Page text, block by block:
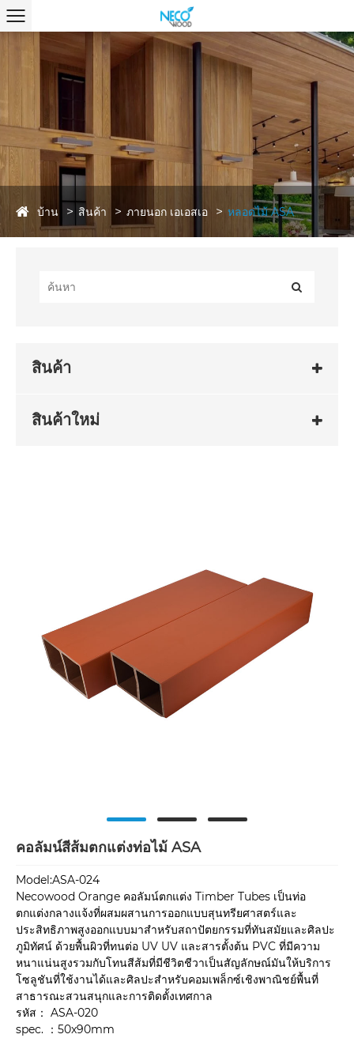
บ้าน สินค้า ภายนอก เอเอสเอ หลอดไม้ ASA
สินค้า
สินค้าใหม่
คอลัมน์สีส้มตกแต่งท่อไม้ ASA
Model:ASA-024
Necowood Orange คอลัมน์ตกแต่ง Timber Tubes เป็นท่อ
ตกแต่งกลางแจ้งที่ผสมผสานการออกแบบสุนทรียศาสตร์และ
ประสิทธิภาพสูงออกแบบมาสำหรับสถาปัตยกรรมที่ทันสมัยและศิลปะ
ภูมิทัศน์ ด้วยพื้นผิวที่ทนต่อ UV UV และสารตั้งต้น PVC ที่มีความ
หนาแน่นสูงรวมกับโทนสีส้มที่มีชีวิตชีวาเป็นสัญลักษณ์มันให้บริการ
โซลูชันที่ใช้งานได้และศิลปะสำหรับคอมเพล็กซ์เชิงพาณิชย์พื้นที่
สาธารณะสวนสนุกและการติดตั้งเทศกาล
รหัส： ASA-020
spec. ：50x90mm